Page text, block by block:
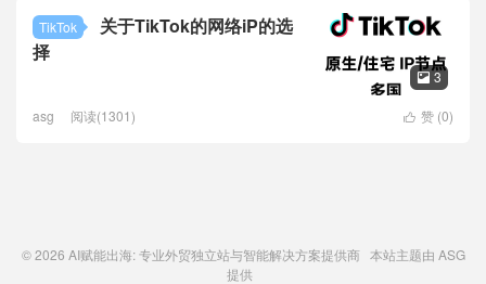
TikTok
关于TikTok的网络iP的选
择
 3
 赞 (0)
asg 阅读(1301)
© 2026 AI赋能出海: 专业外贸独立站与智能解决方案提供商本站主题由 ASG
提供